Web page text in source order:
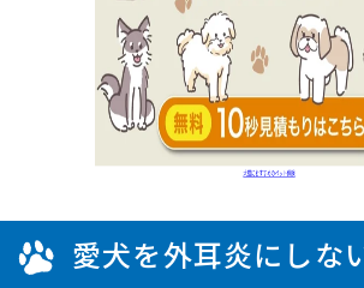
愛犬を外耳炎にしな